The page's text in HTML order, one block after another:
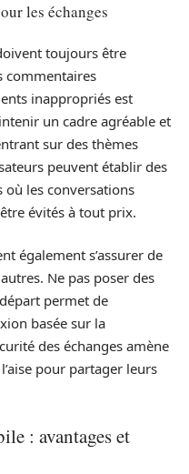
les échanges
toujours être
commentaires
inappropriés est
un cadre agréable et
sur des thèmes
peuvent établir des
où les conversations
évités à tout prix.
également s’assurer de
Ne pas poser des
permet de
basée sur la
des échanges amène
pour partager leurs
: avantages et